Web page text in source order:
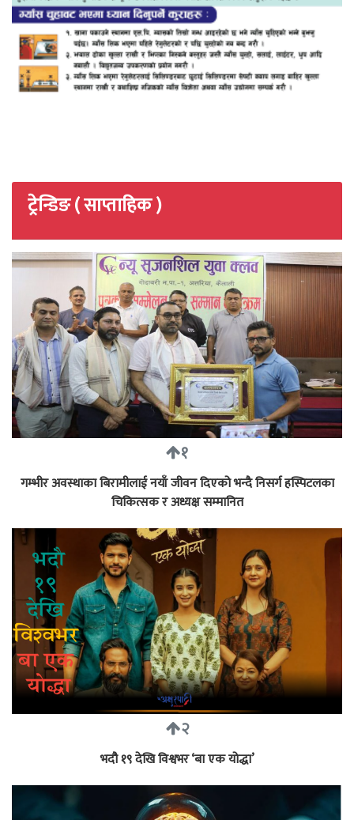
ट्रेन्डिङ ( साप्ताहिक )
१
गम्भीर अवस्थाका बिरामीलाई नयाँ जीवन दिएको भन्दै निसर्ग हस्पिटलका
चिकित्सक र अध्यक्ष सम्मानित
२
भदौ १९ देखि विश्वभर ‘बा एक योद्धा’